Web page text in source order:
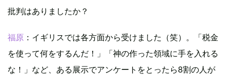
批判はありましたか？
福原 ：イギリスでは各方面から受けました（笑）。「税金
を使って何をするんだ！」「神の作った領域に手を入れる
な！」など、ある展示でアンケートをとったら8割の人が